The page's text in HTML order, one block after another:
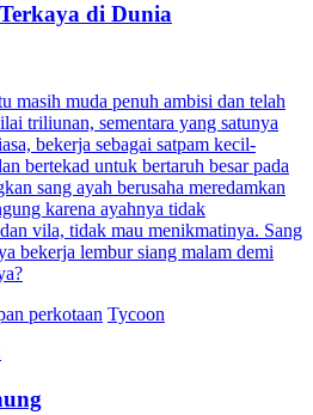
di Dunia
masih muda penuh ambisi dan telah
triliunan, sementara yang satunya
bekerja sebagai satpam kecil-
bertekad untuk bertaruh besar pada
sang ayah berusaha meredamkan
karena ayahnya tidak
vila, tidak mau menikmatinya. Sang
bekerja lembur siang malam demi
perkotaan Tycoon